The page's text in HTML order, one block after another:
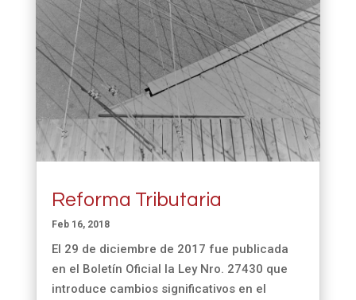
Reforma Tributaria
Feb 16, 2018
El 29 de diciembre de 2017 fue publicada
en el Boletín Oficial la Ley Nro. 27430 que
introduce cambios significativos en el